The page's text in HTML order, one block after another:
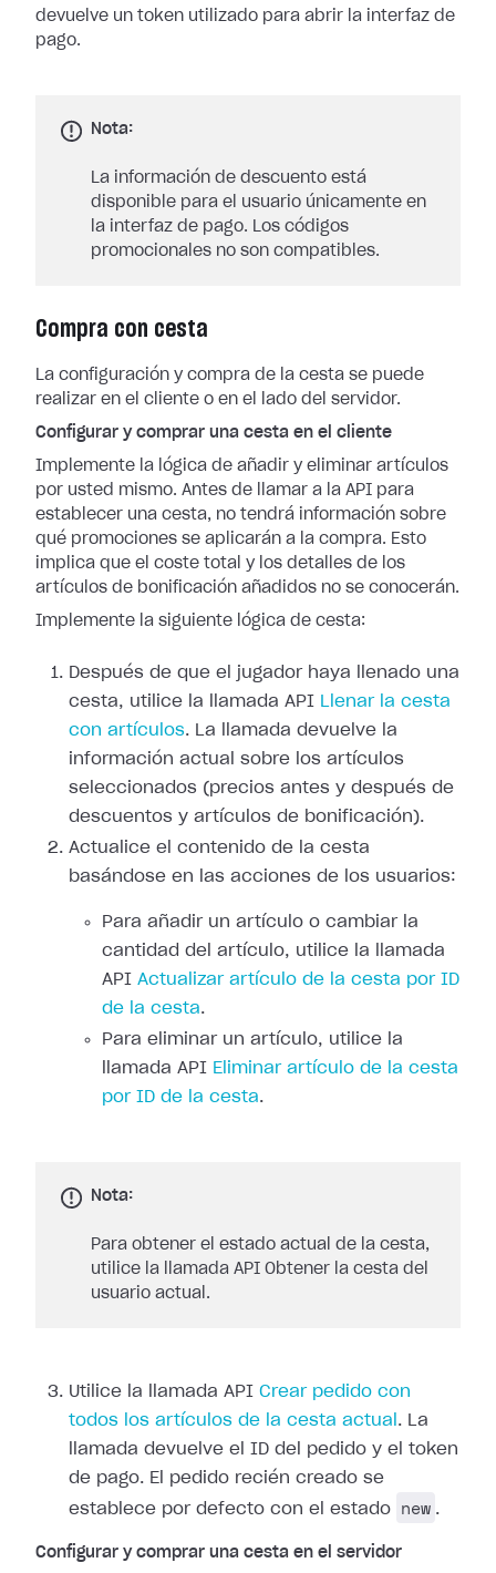
devuelve un token utilizado para abrir la interfaz de
pago.
Nota:
La información de descuento está
disponible para el usuario únicamente en
la interfaz de pago. Los códigos
promocionales no son compatibles.
Compra con cesta
La configuración y compra de la cesta se puede
realizar en el cliente o en el lado del servidor.
Configurar y comprar una cesta en el cliente
Implemente la lógica de añadir y eliminar artículos
por usted mismo. Antes de llamar a la API para
establecer una cesta, no tendrá información sobre
qué promociones se aplicarán a la compra. Esto
implica que el coste total y los detalles de los
artículos de bonificación añadidos no se conocerán.
Implemente la siguiente lógica de cesta:
Después de que el jugador haya llenado una
cesta, utilice la llamada API Llenar la cesta
con artículos. La llamada devuelve la
información actual sobre los artículos
seleccionados (precios antes y después de
descuentos y artículos de bonificación).
Actualice el contenido de la cesta
basándose en las acciones de los usuarios:
Para añadir un artículo o cambiar la
cantidad del artículo, utilice la llamada
API Actualizar artículo de la cesta por ID
de la cesta.
Para eliminar un artículo, utilice la
llamada API Eliminar artículo de la cesta
por ID de la cesta.
Nota:
Para obtener el estado actual de la cesta,
utilice la llamada API Obtener la cesta del
usuario actual.
Utilice la llamada API Crear pedido con
todos los artículos de la cesta actual . La
llamada devuelve el ID del pedido y el token
de pago. El pedido recién creado se
establece por defecto con el estado
new .
Configurar y comprar una cesta en el servidor